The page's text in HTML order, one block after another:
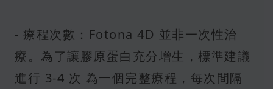
- 療程次數：Fotona 4D 並非一次性治
療。為了讓膠原蛋白充分增生，標準建議
進行 3-4 次 為一個完整療程，每次間隔